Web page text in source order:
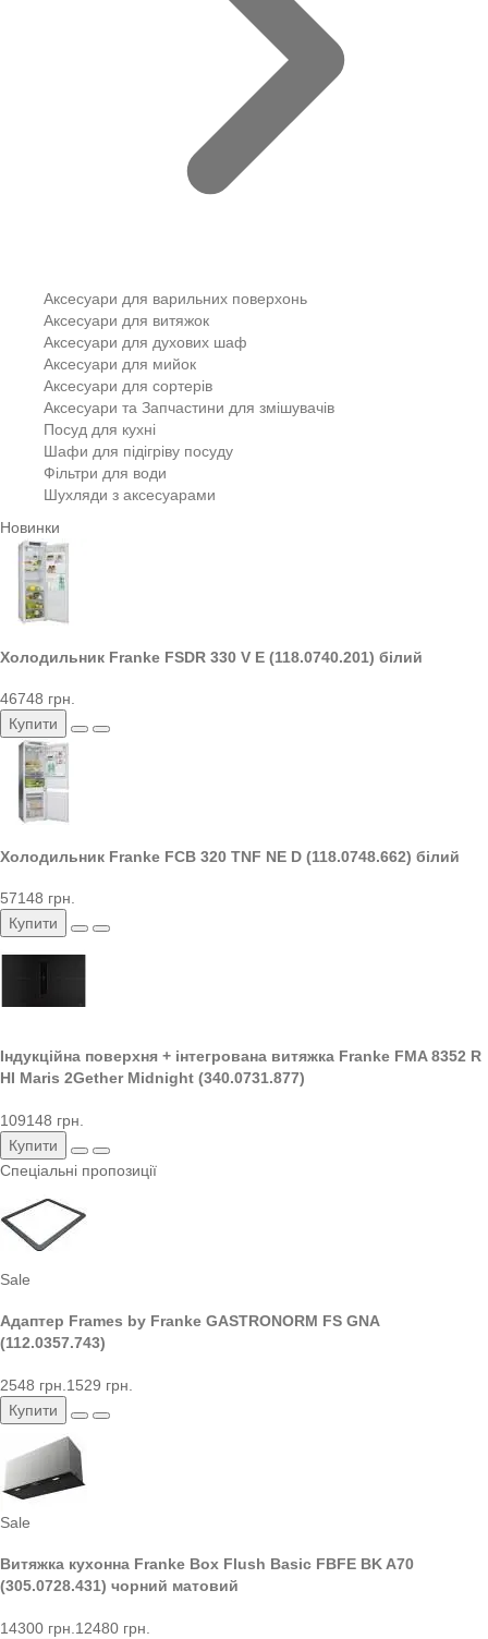
Аксесуари для варильних поверхонь
Аксесуари для витяжок
Аксесуари для духових шаф
Аксесуари для мийок
Аксесуари для сортерів
Аксесуари та Запчастини для змішувачів
Посуд для кухні
Шафи для підігріву посуду
Фільтри для води
Шухляди з аксесуарами
Новинки
Холодильник Franke FSDR 330 V E (118.0740.201) білий
46748 грн.
Купити
Холодильник Franke FCB 320 TNF NE D (118.0748.662) білий
57148 грн.
Купити
Індукційна поверхня + інтегрована витяжка Franke FMA 8352 R
HI Maris 2Gether Midnight (340.0731.877)
109148 грн.
Купити
Спеціальні пропозиції
Sale
Адаптер Frames by Franke GASTRONORM FS GNA
(112.0357.743)
2548 грн. 1529 грн.
Купити
Sale
Витяжка кухонна Franke Box Flush Basic FBFE BK A70
(305.0728.431) чорний матовий
14300 грн. 12480 грн.